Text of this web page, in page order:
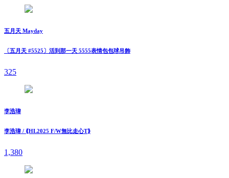
五月天 Mayday
〔五月天 #5525〕活到那一天 5555表情包包球吊飾
325
李浩瑋
李浩瑋 / ⟪HL2025 F/W無比走⼼T⟫
1,380